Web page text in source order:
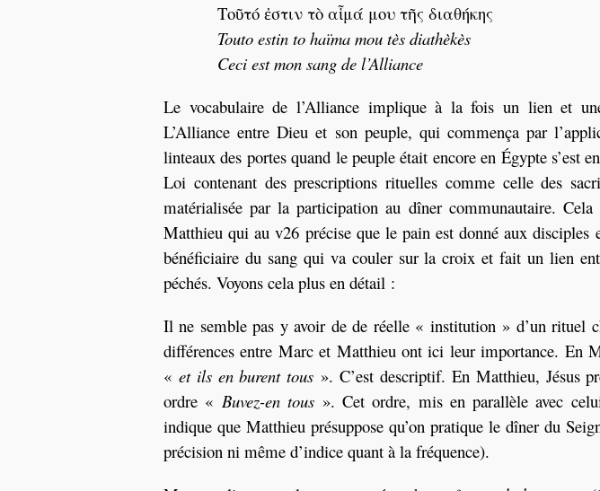
Τοῦτό ἐστιν τὸ αἷμά μου τῆς διαθήκης
Touto estin to haïma mou tès diathèkès
Ceci est mon sang de l’Alliance
Le vocabulaire de l’Alliance implique à la fois un lien et
L’Alliance entre Dieu et son peuple, qui commença par
linteaux des portes quand le peuple était encore en Égypte s’est
Loi contenant des prescriptions rituelles comme celle des
matérialisée par la participation au dîner communautaire.
Matthieu qui au v26 précise que le pain est donné aux
bénéficiaire du sang qui va couler sur la croix et fait un lien
péchés. Voyons cela plus en détail :
Il ne semble pas y avoir de de réelle « institution » d’un rituel
différences entre Marc et Matthieu ont ici leur importance. En
« et ils en burent tous ». C’est descriptif. En Matthieu, Jésus
ordre « Buvez-en tous». Cet ordre, mis en parallèle avec
indique que Matthieu présuppose qu’on pratique le dîner du
précision ni même d’indice quant à la fréquence).